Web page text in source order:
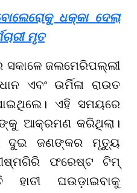
ଧକ୍କା ଦେଲା
ମୃତ
ସକାଳେ ଜଲମେରିପଲ୍ଲୀ
ଏବଂ ଉର୍ମିଳା ରାଉତ
ଏହି ସମୟରେ
ଆକ୍ରମଣ କରିଥିଲା।
ଦୁଇ ଜଣଙ୍କର ମୃତ୍ୟୁ
ଫରେଷ୍ଟ ଟିମ୍
ହାତୀ ଘଉଡ଼ାଇବାକୁ